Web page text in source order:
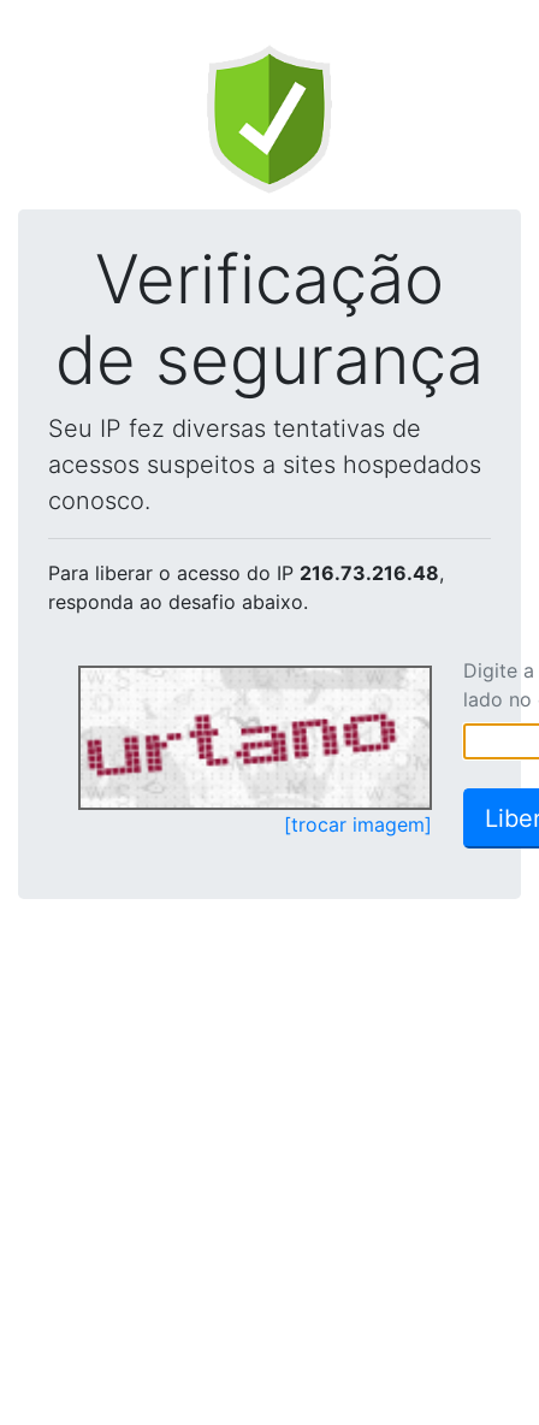
Verificação
de segurança
Seu IP fez diversas tentativas de
acessos suspeitos a sites hospedados
conosco.
Para liberar o acesso do IP 216.73.216.48,
responda ao desafio abaixo.
[trocar imagem]
Digite
lado no